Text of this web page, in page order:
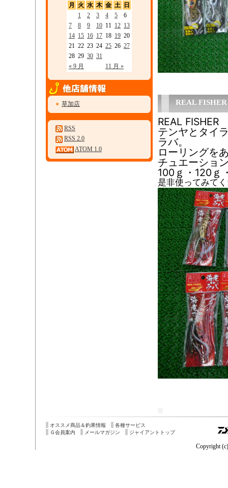
月
火 水 木 金 土 日
« 9 月 11 月 »
1 2 3 4 5
6
7
8 9 10 11 12 13
14 15 16 17 18 19 20
21 22 23 24 25 26 27
28 29 30 31
● 草加店
RSS
RSS 2.0
ATOM 1.0
REAL
REAL
テンヤとタイ
ラバ。
ローリングを
チュエーショ
100ｇ・120ｇ
是非使ってみて
オススメ商品＆釣果情報
各種サービス
Ｇ会員案内
メールマガジン ジャイアントトップ
Copyright